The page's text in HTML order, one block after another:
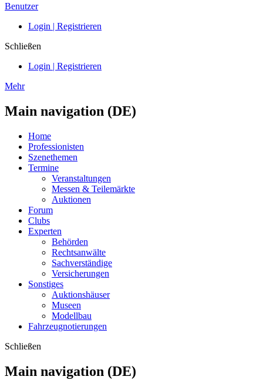
Benutzer
Login | Registrieren
Schließen
Login | Registrieren
Mehr
Main navigation (DE)
Home
Professionisten
Szenethemen
Termine
Veranstaltungen
Messen & Teilemärkte
Auktionen
Forum
Clubs
Experten
Behörden
Rechtsanwälte
Sachverständige
Versicherungen
Sonstiges
Auktionshäuser
Museen
Modellbau
Fahrzeugnotierungen
Schließen
Main navigation (DE)